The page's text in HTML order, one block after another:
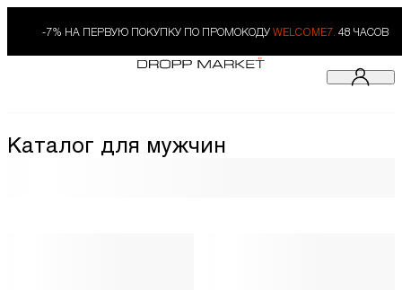
-7% НА ПЕРВУЮ ПОКУПКУ ПО ПРОМОКОДУ WELCOME7. 48 ЧАСОВ
Каталог для мужчин